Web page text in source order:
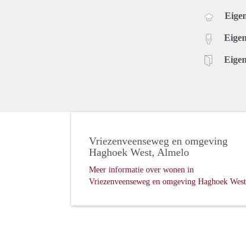
Vriezenveenseweg en omgeving
Haghoek West, Almelo
Meer informatie over wonen in
Vriezenveenseweg en omgeving Haghoek West